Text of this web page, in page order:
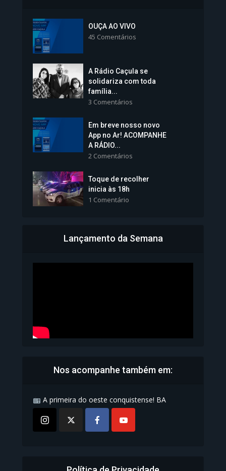
Colégios da Polícia...
Vice-Prefeita Sheila Lemos
tomará posse nesta...
1.101 Modos de exibição
Bahia inicia emissão da
OUÇA AO VIVO
45 Comentários
A Rádio Caçula se
solidariza com toda
família...
3 Comentários
Em breve nosso novo
App no Ar! ACOMPANHE
A RÁDIO...
2 Comentários
Toque de recolher
inicia às 18h
1 Comentário
Lançamento da Semana
Nos acompanhe também em:
A primeira do oeste conquistense! BA